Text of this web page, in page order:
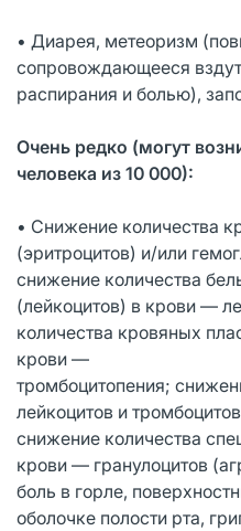
• Диарея, метеоризм
сопровождающееся
распирания и болью),
Очень редко (могут
человека из 10 000):
• Снижение количества
(эритроцитов) и/или
снижение количества
(лейкоцитов) в крови —
количества кровяных
крови —
тромбоцитопения;
лейкоцитов и
снижение количества
крови — гранулоцитов
боль в горле,
оболочке полости рта,